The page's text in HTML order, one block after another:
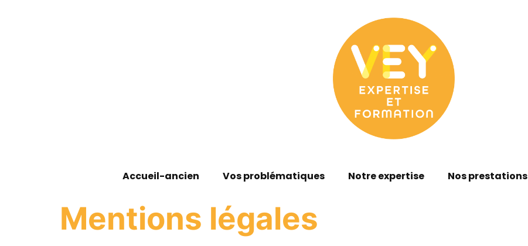
Accueil-ancien Vos problématiques Notre expertise Nos prestations
Mentions légales